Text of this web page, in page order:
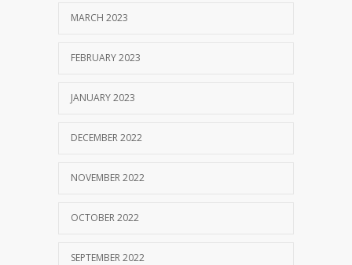
MARCH 2023
FEBRUARY 2023
JANUARY 2023
DECEMBER 2022
NOVEMBER 2022
OCTOBER 2022
SEPTEMBER 2022